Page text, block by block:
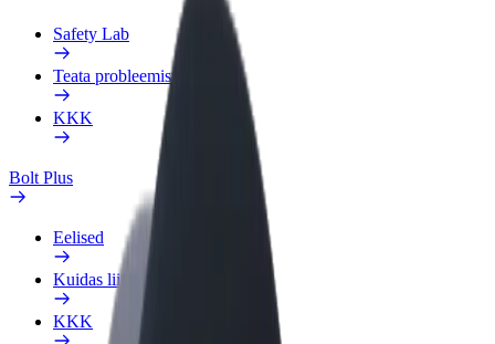
Safety Lab
Teata probleemist
KKK
Bolt Plus
Eelised
Kuidas liituda
KKK